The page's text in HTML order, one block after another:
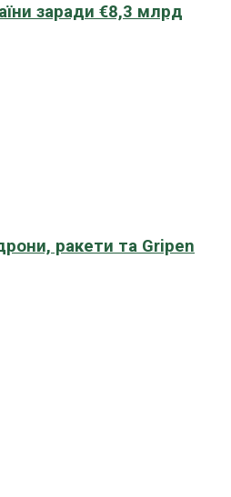
заради €8,3 млрд
ракети та Gripen